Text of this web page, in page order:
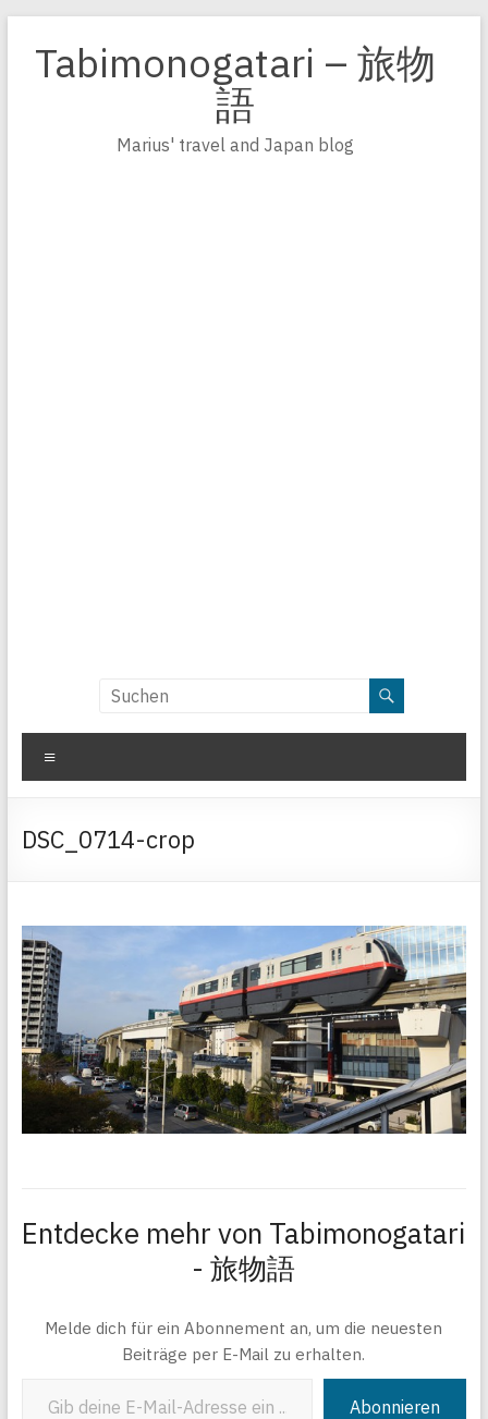
Inhalt
springen
Tabimonogatari – 旅物
語
Marius' travel and Japan blog
DSC_0714-crop
Entdecke mehr von Tabimonogatari
- 旅物語
Melde dich für ein Abonnement an, um die neuesten
Beiträge per E-Mail zu erhalten.
Abonnieren